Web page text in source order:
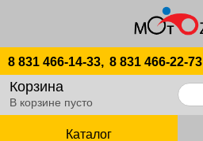
8 831 466-14-33, 8 831 466-22-73
Корзина
В корзине пусто
Каталог